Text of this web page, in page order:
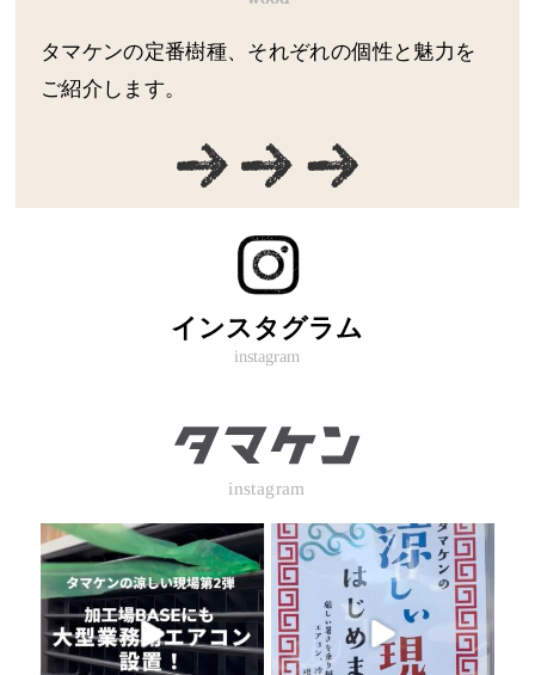
タマケンの定番樹種、それぞれの個性と魅力を
ご紹介します。
インスタグラム
instagram
instagram